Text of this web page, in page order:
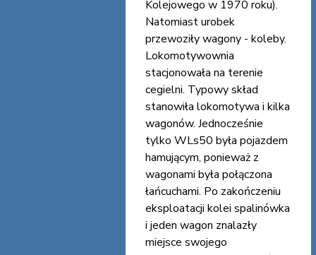
Kolejowego w 1970 roku).
Natomiast urobek
przewoziły wagony - koleby.
Lokomotywownia
stacjonowała na terenie
cegielni. Typowy skład
stanowiła lokomotywa i kilka
wagonów. Jednocześnie
tylko WLs50 była pojazdem
hamującym, ponieważ z
wagonami była połączona
łańcuchami. Po zakończeniu
eksploatacji kolei spalinówka
i jeden wagon znalazły
miejsce swojego